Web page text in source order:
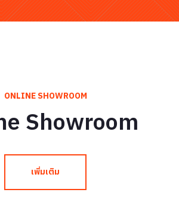
ONLINE SHOWROOM
Showroom
เพิ่มเติม